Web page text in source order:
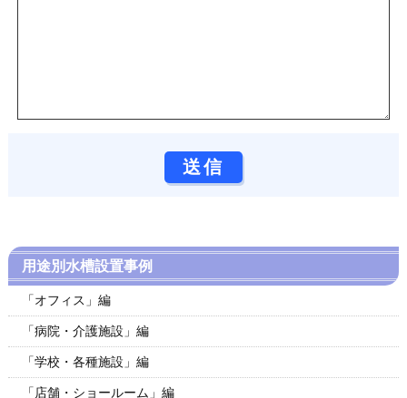
用途別水槽設置事例
「オフィス」編
「病院・介護施設」編
「学校・各種施設」編
「店舗・ショールーム」編